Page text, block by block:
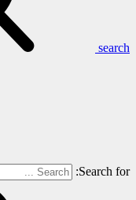
search
Search for: